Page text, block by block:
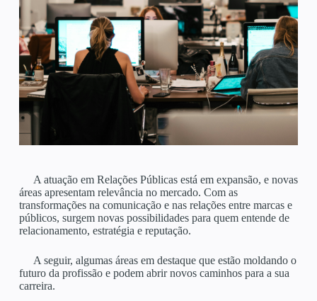
A atuação em Relações Públicas está em expansão, e novas
áreas apresentam relevância no mercado. Com as
transformações na comunicação e nas relações entre marcas e
públicos, surgem novas possibilidades para quem entende de
relacionamento, estratégia e reputação.
A seguir, algumas áreas em destaque que estão moldando o
futuro da profissão e podem abrir novos caminhos para a sua
carreira.